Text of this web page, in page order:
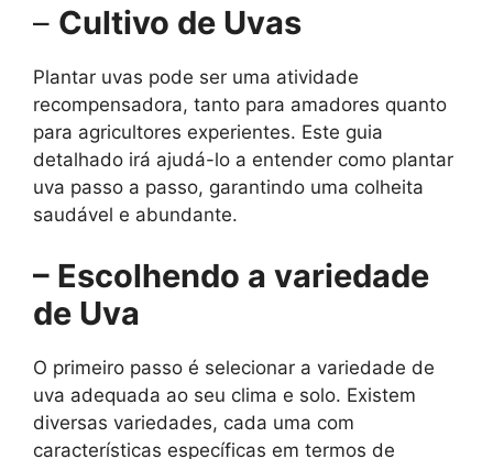
– Cultivo de Uvas
Plantar uvas pode ser uma atividade
recompensadora, tanto para amadores quanto
para agricultores experientes. Este guia
detalhado irá ajudá-lo a entender como plantar
uva passo a passo, garantindo uma colheita
saudável e abundante.
– Escolhendo a variedade
de Uva
O primeiro passo é selecionar a variedade de
uva adequada ao seu clima e solo. Existem
diversas variedades, cada uma com
características específicas em termos de